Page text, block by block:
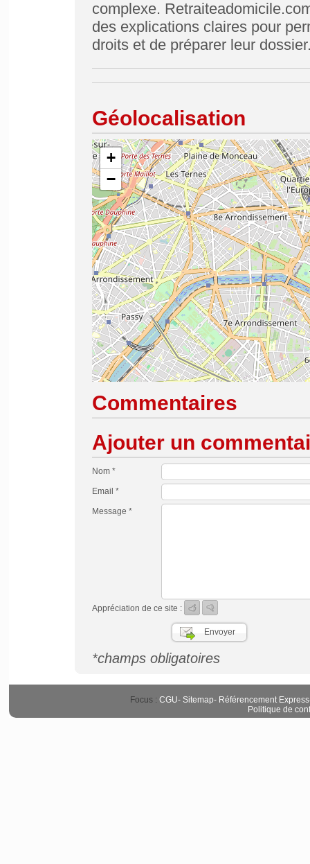
complexe.
des explications claires pour
droits et de préparer leur
Géolocalisation
+
−
Commentaires
Ajouter un
Nom *
Email *
Message *
Appréciation de ce site :
*champs obligatoires
Focus : CGU- Sitemap- Référencement Express
Politique de